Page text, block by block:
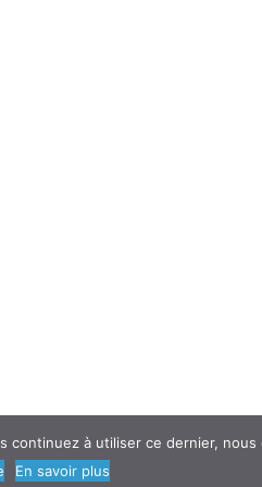
| une créationCode Média
à utiliser ce dernier,
En savoir plus